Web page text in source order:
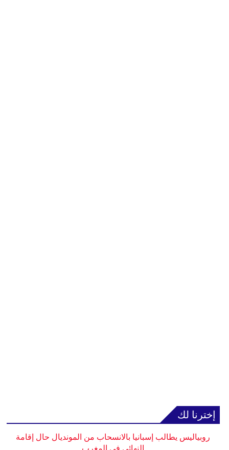
إخترنا لك
روبياليس يطالب إسبانيا بالانسحاب من المونديال حال إقامة